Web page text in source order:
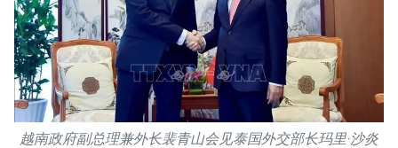
越南政府副总理兼外长裴青山会见泰国外交部长玛里·沙炎